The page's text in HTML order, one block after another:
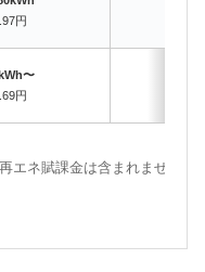
円
〜
円
ネ賦課金は含まれません。